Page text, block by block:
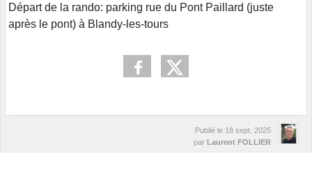
Départ de la rando: parking rue du Pont Paillard (juste
après le pont) à Blandy-les-tours
Publié le 18 sept. 2025
par Laurent FOLLIER